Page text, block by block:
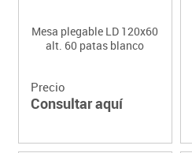
Mesa plegable LD 120x60
alt. 60 patas blanco
Precio
Consultar aquí